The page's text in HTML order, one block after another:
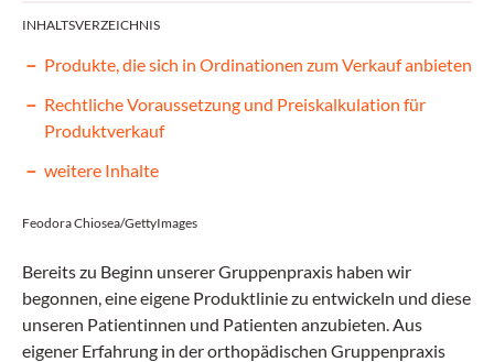
INHALTSVERZEICHNIS
Produkte, die sich in Ordinationen zum Verkauf anbieten
Rechtliche Voraussetzung und Preiskalkulation für
Produktverkauf
weitere Inhalte
Feodora Chiosea/GettyImages
Bereits zu Beginn unserer Gruppenpraxis haben wir
begonnen, eine eigene Produktlinie zu entwickeln und diese
unseren Patientinnen und Patienten anzubieten. Aus
eigener Erfahrung in der orthopädischen Gruppenpraxis